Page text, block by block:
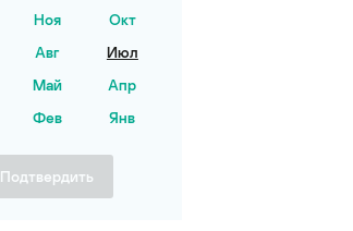
Ноя
Окт
Авг
Июл
Май
Апр
Фев Янв
Подтвердить